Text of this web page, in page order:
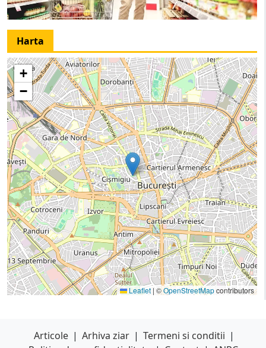
Harta
+
−
Leaflet | ©OpenStreetMapcontributors
Articole | Arhiva ziar | Termeni si conditii |